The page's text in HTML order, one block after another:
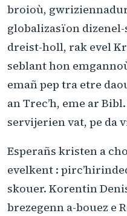
broioù,
globalizasïon dizenel-
dreist-holl, rak evel
seblant hon
emañ pep tra etre
an Trec’h, eme ar
servijerien vat, pe da
Esperañs kristen a
evelkent :
skouer. Korentin
brezegenn a-bouez e